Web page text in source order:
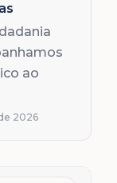
ao
2026